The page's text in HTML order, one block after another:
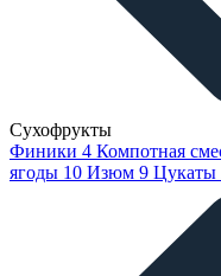
Сухофрукты
Финики 4 Компотная
ягоды 10 Изюм 9 Цукаты